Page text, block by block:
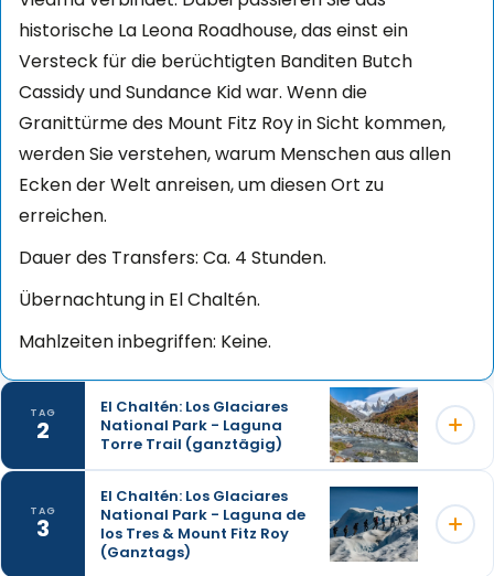
historische La Leona Roadhouse, das einst ein
Versteck für die berüchtigten Banditen Butch
Cassidy und Sundance Kid war. Wenn die
Granittürme des Mount Fitz Roy in Sicht kommen,
werden Sie verstehen, warum Menschen aus allen
Ecken der Welt anreisen, um diesen Ort zu
erreichen.
Dauer des Transfers: Ca. 4 Stunden.
Übernachtung in El Chaltén.
Mahlzeiten inbegriffen: Keine.
TAG
2
El Chaltén: Los Glaciares
National Park - Laguna
Torre Trail (ganztägig)
Heute begeben Sie sich auf einen der beliebtesten
Wanderwege in Argentinien: die Route zur Laguna
TAG
3
El Chaltén: Los Glaciares
National Park - Laguna de
los Tres & Mount Fitz Roy
(Ganztags)